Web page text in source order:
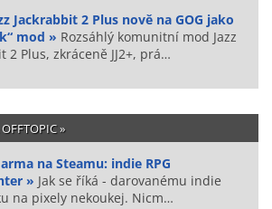
Jackrabbit 2 Plus nově na GOG jako
mod » Rozsáhlý komunitní mod Jazz
2 Plus, zkráceně JJ2+, prá…
»
na Steamu: indie RPG
» Jak se říká - darovanému indie
na pixely nekoukej. Nicm…